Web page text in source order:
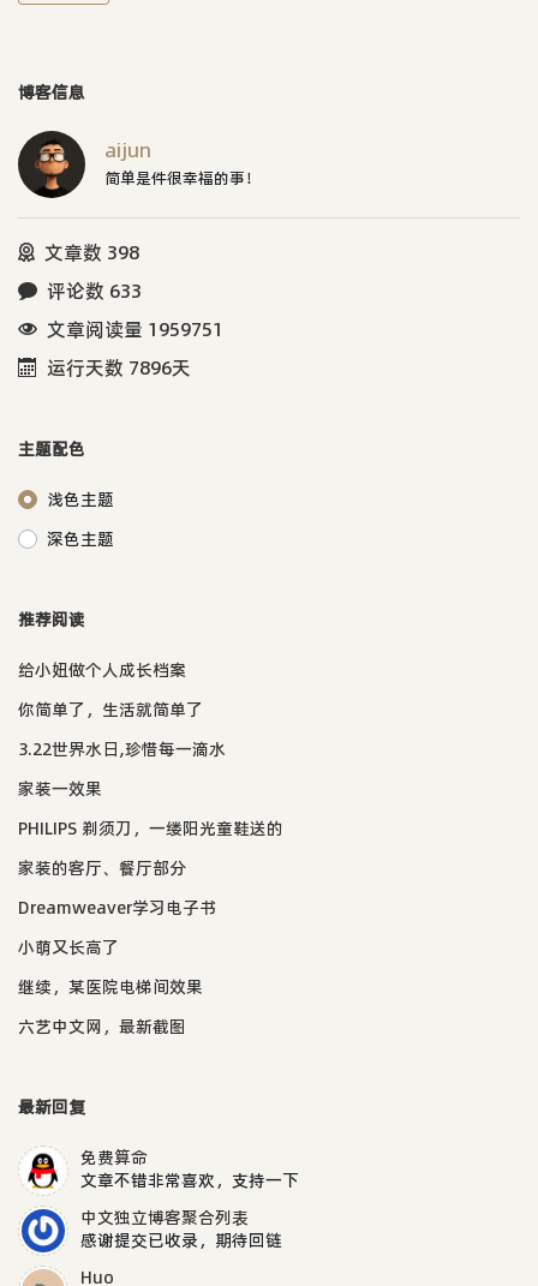
博客信息
aijun
简单是件很幸福的事！
文章数 398
评论数 633
文章阅读量 1959751
运行天数 7896天
主题配色
浅色主题
深色主题
推荐阅读
给小妞做个人成长档案
你简单了，生活就简单了
3.22世界水日,珍惜每一滴水
家装一效果
PHILIPS 剃须刀，一缕阳光童鞋送的
家装的客厅、餐厅部分
Dreamweaver学习电子书
小萌又长高了
继续，某医院电梯间效果
六艺中文网，最新截图
最新回复
免费算命
文章不错非常喜欢，支持一下
中文独立博客聚合列表
感谢提交已收录，期待回链
Huo